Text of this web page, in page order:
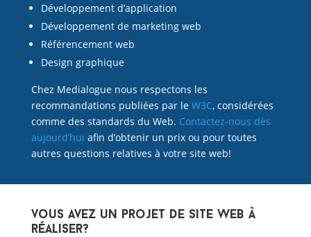
Développement d’application
Développement de marketing web
Référencement web
Design graphique
Chez Medialogue nous respectons les
recommandations publiées par le W3C, considérées
comme des standards du Web. Contactez-nous dès
aujourd’hui afin d’obtenir un prix ou pour toutes
autres questions relatives à votre site web!​
vous avez un projet de site web à
réaliser?